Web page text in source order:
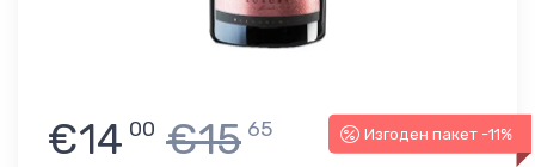
Изгоден пакет -11%
€14 00 €15 65